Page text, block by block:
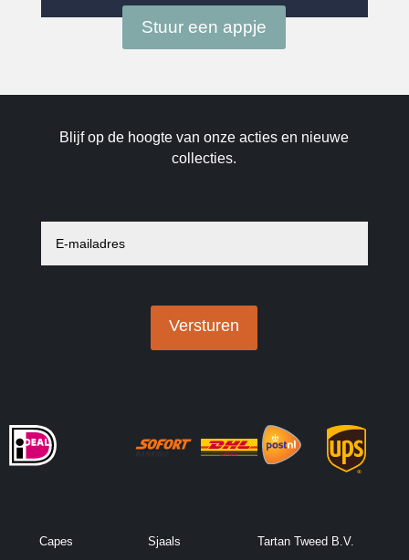
Stuur een appje
Blijf op de hoogte van onze acties en nieuwe
collecties.
E
a
Versturen
Capes
Sjaals
Tartan Tweed B.V.